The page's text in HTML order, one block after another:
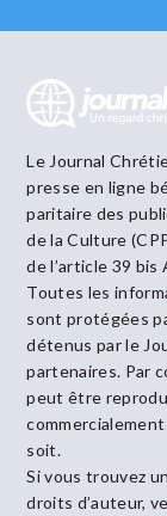
Le Journal
presse en ligne
paritaire des
de la Culture
de l’article 39 bis
Toutes les
sont protégées
détenus par le
partenaires. Par
peut être
soit.
Si vous trouvez
droits d’auteur,